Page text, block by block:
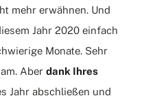
mehr erwähnen. Und
Jahr 2020 einfach
Monate. Sehr
Aber dank Ihres
Jahr abschließen und